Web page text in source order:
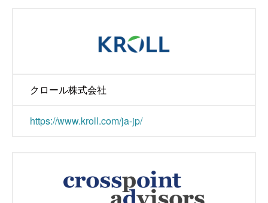
クロール株式会社
https://www.kroll.com/ja-jp/